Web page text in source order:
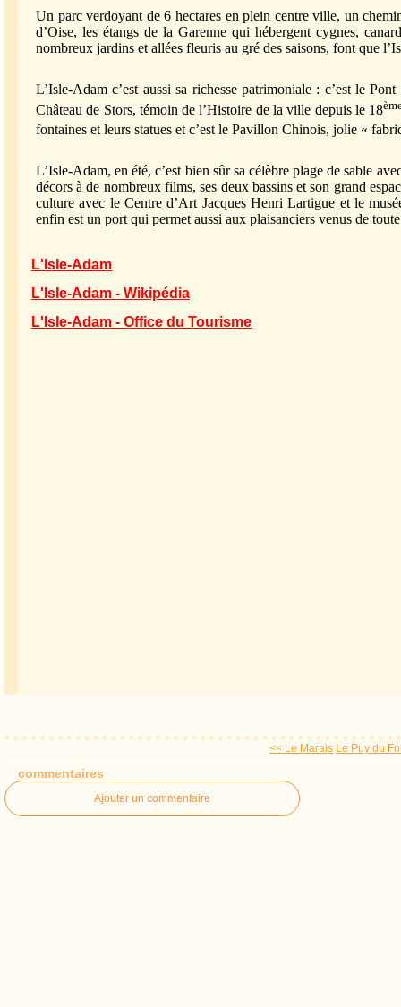
Un parc verdoyant de 6 hectares en plein centre ville, un
d’Oise, les étangs de la Garenne qui hébergent cygnes,
nombreux jardins et allées fleuris au gré des saisons, font que
L’Isle-Adam c’est aussi sa richesse patrimoniale : c’est le
Château de Stors, témoin de l’Histoire de la ville depuis le 18
fontaines et leurs statues et c’est le Pavillon Chinois, jolie «
L’Isle-Adam, en été, c’est bien sûr sa célèbre plage de sable
décors à de nombreux films, ses deux bassins et son grand
culture avec le Centre d’Art Jacques Henri Lartigue et le
enfin est un port qui permet aussi aux plaisanciers venus de
L'Isle-Adam
L'Isle-Adam - Wikipédia
L'Isle-Adam - Office du Tourisme
<< Le Marais Le Puy du
commentaires
Ajouter un commentaire